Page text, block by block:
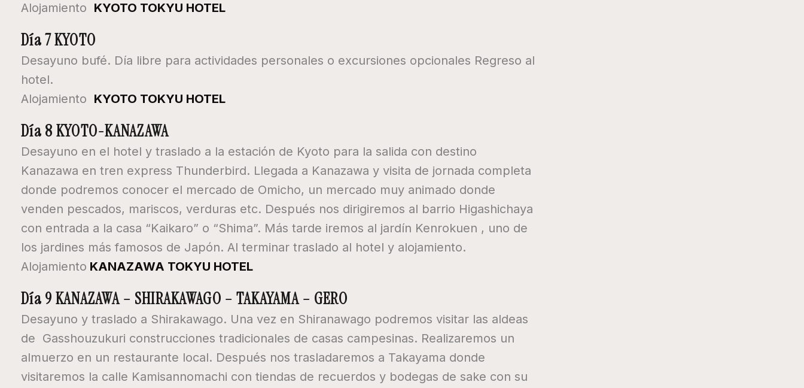
Alojamiento KYOTO TOKYU HOTEL
Día 7 KYOTO
Desayuno bufé. Día libre para actividades personales o excursiones opcionales Regreso al
hotel.
Alojamiento KYOTO TOKYU HOTEL
Día 8 KYOTO-KANAZAWA
Desayuno en el hotel y traslado a la estación de Kyoto para la salida con destino
Kanazawa en tren express Thunderbird. Llegada a Kanazawa y visita de jornada completa
donde podremos conocer el mercado de Omicho, un mercado muy animado donde
venden pescados, mariscos, verduras etc. Después nos dirigiremos al barrio Higashichaya
con entrada a la casa “Kaikaro” o “Shima”. Más tarde iremos al jardín Kenrokuen , uno de
los jardines más famosos de Japón. Al terminar traslado al hotel y alojamiento.
Alojamiento KANAZAWA TOKYU HOTEL
Día 9 KANAZAWA – SHIRAKAWAGO – TAKAYAMA – GERO
Desayuno y traslado a Shirakawago. Una vez en Shiranawago podremos visitar las aldeas
de Gasshouzukuri construcciones tradicionales de casas campesinas. Realizaremos un
almuerzo en un restaurante local. Después nos trasladaremos a Takayama donde
visitaremos la calle Kamisannomachi con tiendas de recuerdos y bodegas de sake con su